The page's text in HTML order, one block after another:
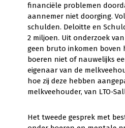
financiële problemen
aannemer niet doorging.
schulden. Deloitte en
2 miljoen. Uit onderzoek
geen bruto inkomen boven
boeren niet of nauwelijks
eigenaar van de
hoe zij deze hebben
melkveehouder, van LTO-
Het tweede gesprek met